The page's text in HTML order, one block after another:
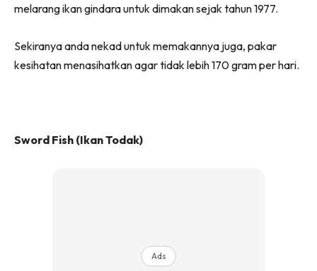
melarang ikan gindara untuk dimakan sejak tahun 1977.
Sekiranya anda nekad untuk memakannya juga, pakar
kesihatan menasihatkan agar tidak lebih 170 gram per hari.
Sword Fish (Ikan Todak)
Ads